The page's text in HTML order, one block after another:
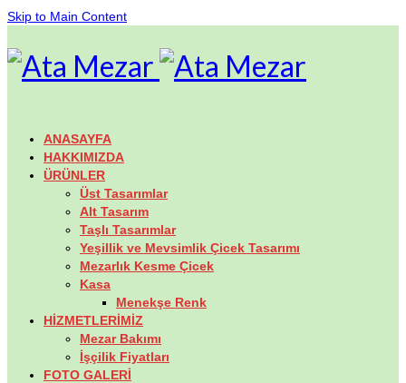
Skip to Main Content
ANASAYFA
HAKKIMIZDA
ÜRÜNLER
Üst Tasarımlar
Alt Tasarım
Taşlı Tasarımlar
Yeşillik ve Mevsimlik Çicek Tasarımı
Mezarlık Kesme Çicek
Kasa
Menekşe Renk
HİZMETLERİMİZ
Mezar Bakımı
İşçilik Fiyatları
FOTO GALERİ